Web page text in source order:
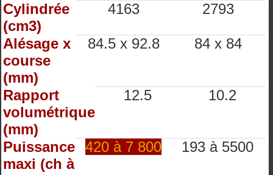
Cylindrée
(cm3)
4163 2793
Alésage x
course
(mm)
84.5 x 92.8 84 x 84
Rapport
volumétrique
(mm)
12.5 10.2
Puissance
maxi (ch à
420 à 7 800 193 à 5500